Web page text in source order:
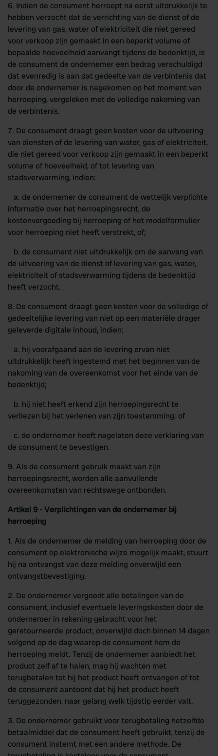
6. Indien de consument herroept na eerst uitdrukkelijk te
hebben verzocht dat de verrichting van de dienst of de
levering van gas, water of elektriciteit die niet gereed
voor verkoop zijn gemaakt in een beperkt volume of
bepaalde hoeveelheid aanvangt tijdens de bedenktijd, is
de consument de ondernemer een bedrag verschuldigd
dat evenredig is aan dat gedeelte van de verbintenis dat
door de ondernemer is nagekomen op het moment van
herroeping, vergeleken met de volledige nakoming van
de verbintenis.
7. De consument draagt geen kosten voor de uitvoering
van diensten of de levering van water, gas of elektriciteit,
die niet gereed voor verkoop zijn gemaakt in een beperkt
volume of hoeveelheid, of tot levering van
stadsverwarming, indien:
a. de ondernemer de consument de wettelijk verplichte
informatie over het herroepingsrecht, de
kostenvergoeding bij herroeping of het modelformulier
voor herroeping niet heeft verstrekt, of;
b. de consument niet uitdrukkelijk om de aanvang van
de uitvoering van de dienst of levering van gas, water,
elektriciteit of stadsverwarming tijdens de bedenktijd
heeft verzocht.
8. De consument draagt geen kosten voor de volledige of
gedeeltelijke levering van niet op een materiële drager
geleverde digitale inhoud, indien:
a. hij voorafgaand aan de levering ervan niet
uitdrukkelijk heeft ingestemd met het beginnen van de
nakoming van de overeenkomst voor het einde van de
bedenktijd;
b. hij niet heeft erkend zijn herroepingsrecht te
verliezen bij het verlenen van zijn toestemming; of
c. de ondernemer heeft nagelaten deze verklaring van
de consument te bevestigen.
9. Als de consument gebruik maakt van zijn
herroepingsrecht, worden alle aanvullende
overeenkomsten van rechtswege ontbonden.
Artikel 9 - Verplichtingen van de ondernemer bij
herroeping
1. Als de ondernemer de melding van herroeping door de
consument op elektronische wijze mogelijk maakt, stuurt
hij na ontvangst van deze melding onverwijld een
ontvangstbevestiging.
2. De ondernemer vergoedt alle betalingen van de
consument, inclusief eventuele leveringskosten door de
ondernemer in rekening gebracht voor het
geretourneerde product, onverwijld doch binnen 14 dagen
volgend op de dag waarop de consument hem de
herroeping meldt. Tenzij de ondernemer aanbiedt het
product zelf af te halen, mag hij wachten met
terugbetalen tot hij het product heeft ontvangen of tot
de consument aantoont dat hij het product heeft
teruggezonden, naar gelang welk tijdstip eerder valt.
3. De ondernemer gebruikt voor terugbetaling hetzelfde
betaalmiddel dat de consument heeft gebruikt, tenzij de
consument instemt met een andere methode. De